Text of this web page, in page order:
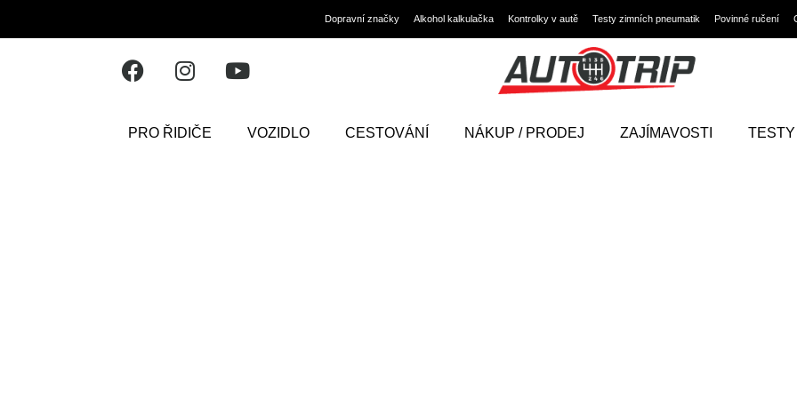
Dopravní značky Alkohol kalkulačka Kontrolky v autě Testy zimních pneumatik Povinné ručení
PRO ŘIDIČE VOZIDLO CESTOVÁNÍ NÁKUP / PRODEJ ZAJÍMAVOSTI TESTY